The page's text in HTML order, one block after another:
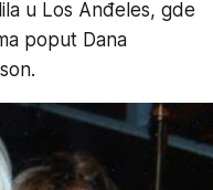
u Los Anđeles, gde
poput Dana